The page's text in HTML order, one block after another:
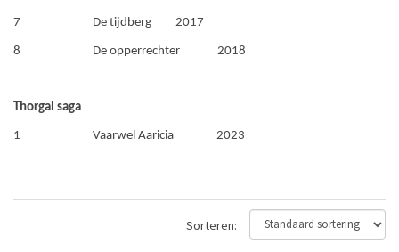
7 De tijdberg 2017
8 De opperrechter 2018
Thorgal saga
1 Vaarwel Aaricia 2023
Sorteren: